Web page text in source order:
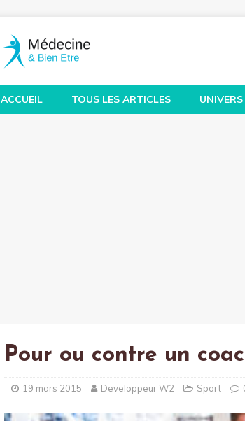
ACCUEIL TOUS LES ARTICLES
Pour ou contre un
19 mars 2015 Developpeur W2 Sport